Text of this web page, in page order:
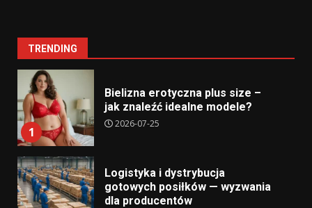
TRENDING
1
Bielizna erotyczna plus size –
jak znaleźć idealne modele?
2026-07-25
Logistyka i dystrybucja
gotowych posiłków — wyzwania
dla producentów